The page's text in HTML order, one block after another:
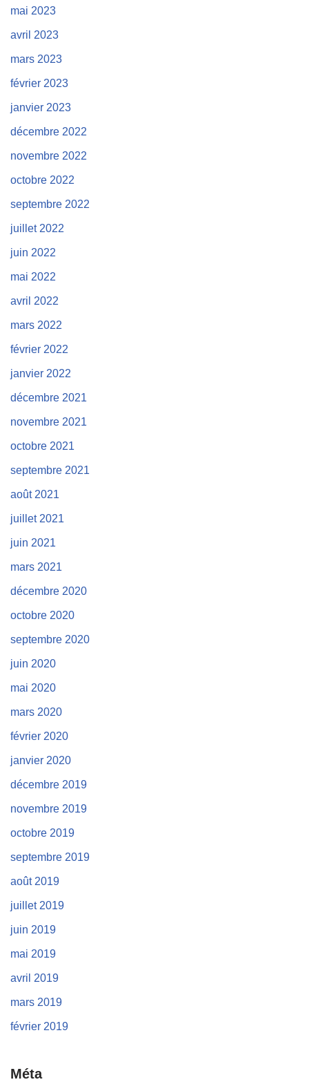
mai 2023
avril 2023
mars 2023
février 2023
janvier 2023
décembre 2022
novembre 2022
octobre 2022
septembre 2022
juillet 2022
juin 2022
mai 2022
avril 2022
mars 2022
février 2022
janvier 2022
décembre 2021
novembre 2021
octobre 2021
septembre 2021
août 2021
juillet 2021
juin 2021
mars 2021
décembre 2020
octobre 2020
septembre 2020
juin 2020
mai 2020
mars 2020
février 2020
janvier 2020
décembre 2019
novembre 2019
octobre 2019
septembre 2019
août 2019
juillet 2019
juin 2019
mai 2019
avril 2019
mars 2019
février 2019
Méta